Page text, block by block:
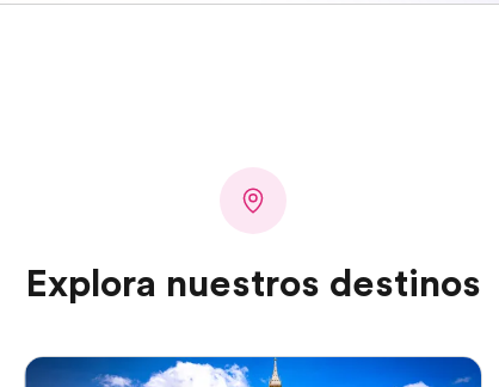
Explora nuestros destinos